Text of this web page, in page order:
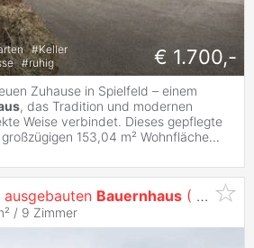
#Keller
#ruhig € 1.700,-
Zuhause in Spielfeld – einem
, das Tradition und modernen
Weise verbindet. Dieses gepflegte
153,04 m² Wohnfläche...
Bauernhaus ( 01878 )
/ 9 Zimmer